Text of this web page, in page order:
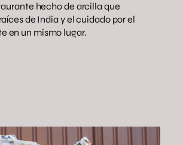
hecho de arcilla que
de India y el cuidado por el
en un mismo lugar.